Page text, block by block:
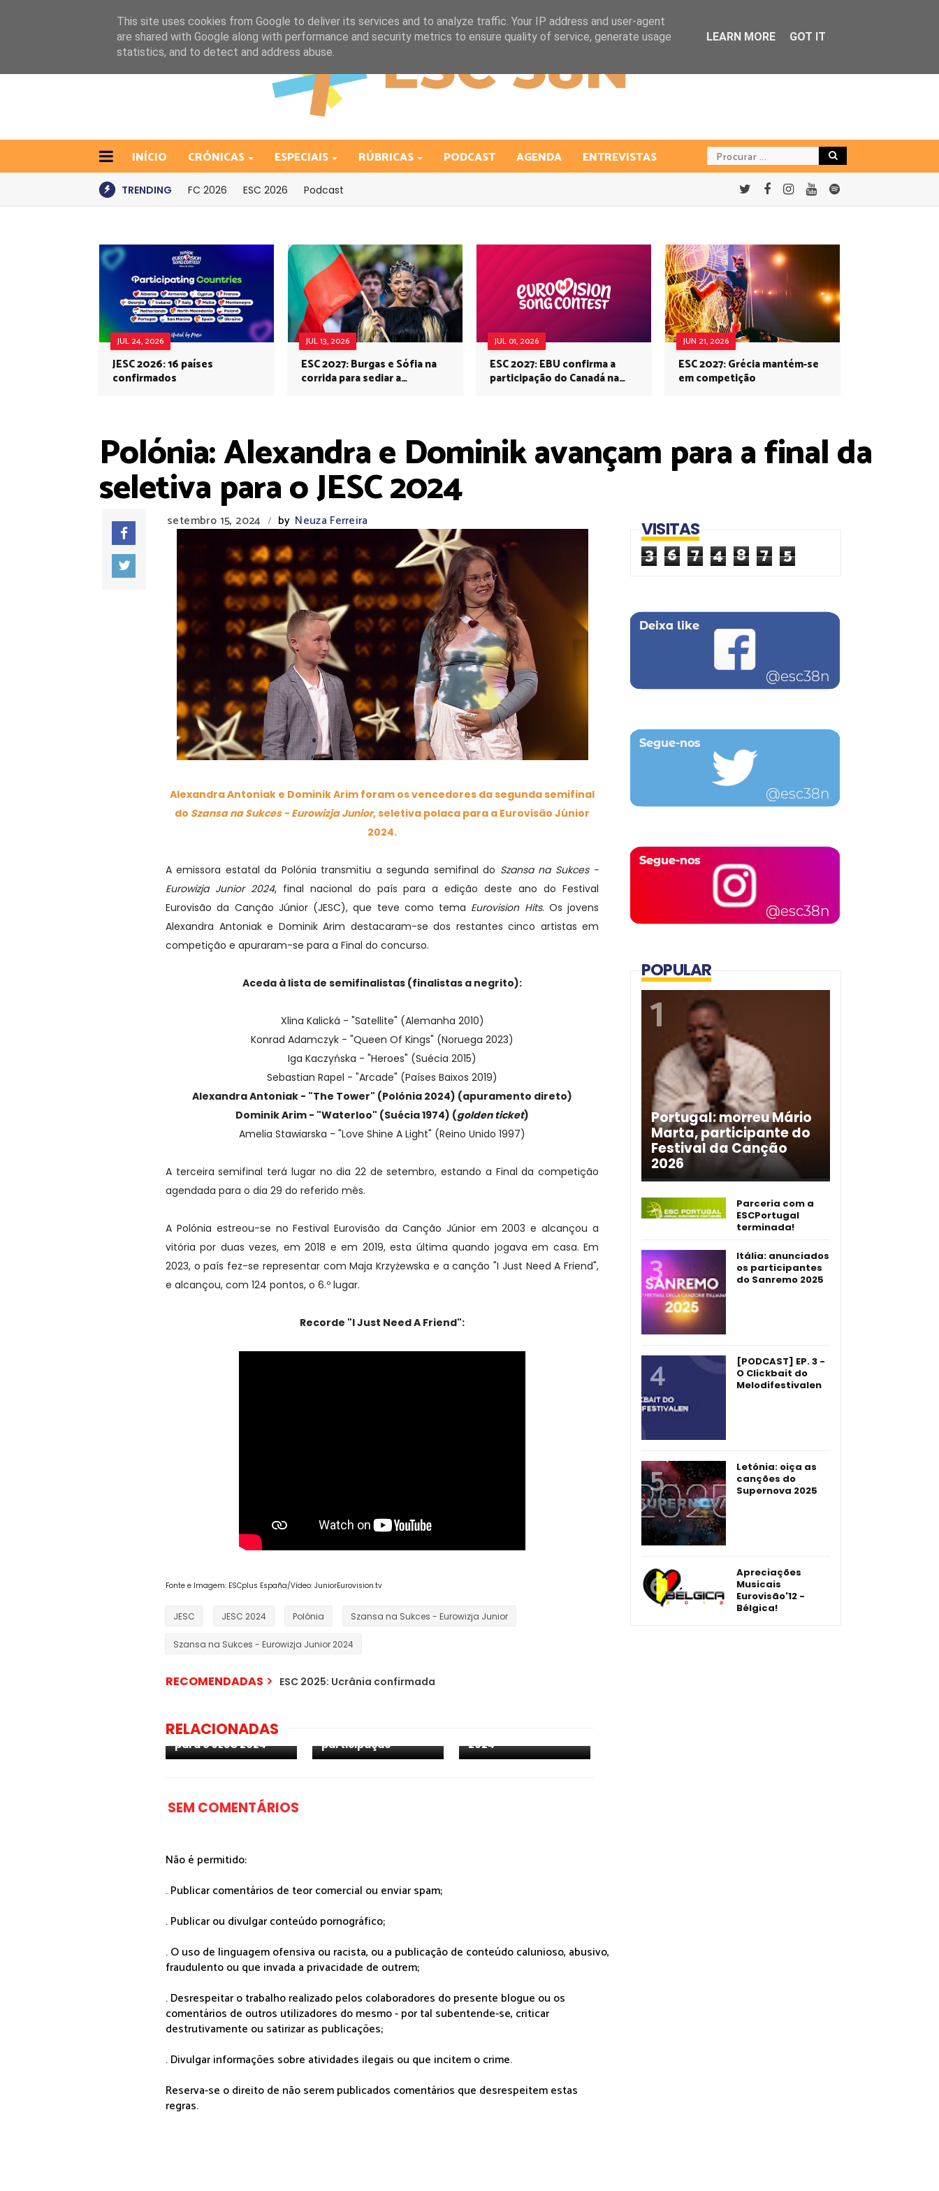
INÍCIO CRÓNICAS ESPECIAIS RÚBRICAS PODCAST AGENDA ENTREVISTAS
TRENDING FC 2026 ESC 2026 Podcast
JUL 24, 2026
JESC 2026: 16 países
confirmados
JUL 13, 2026
ESC 2027: Burgas e Sófia na
corrida para sediar a
JUL 01, 2026
ESC 2027: EBU confirma a
participação do Canadá na
JUN 21, 2026
ESC 2027: Grécia mantém-se
em competição
Polónia: Alexandra e Dominik avançam para a final da
seletiva para o JESC 2024
setembro 15, 2024 / by Neuza Ferreira
Alexandra Antoniak e Dominik Arim foram os vencedores da segunda semifinal
do Szansa na Sukces - Eurowizja Junior, seletiva polaca para a Eurovisão Júnior
2024.
A emissora estatal da Polónia transmitiu a segunda semifinal do Szansa na Sukces -
Eurowizja Junior 2024, final nacional do país para a edição deste ano do Festival
Eurovisão da Canção Júnior (JESC), que teve como tema Eurovision Hits. Os jovens
Alexandra Antoniak e Dominik Arim destacaram-se dos restantes cinco artistas em
competição e apuraram-se para a Final do concurso.
Aceda à lista de semifinalistas (finalistas a negrito):
Xlina Kalická - "Satellite" (Alemanha 2010)
Konrad Adamczyk - "Queen Of Kings" (Noruega 2023)
Iga Kaczyńska - "Heroes" (Suécia 2015)
Sebastian Rapel - "Arcade" (Países Baixos 2019)
Alexandra Antoniak - "The Tower" (Polónia 2024) (apuramento direto)
Dominik Arim - "Waterloo" (Suécia 1974) (golden ticket)
Amelia Stawiarska - "Love Shine A Light" (Reino Unido 1997)
A terceira semifinal terá lugar no dia 22 de setembro, estando a Final da competição
agendada para o dia 29 do referido mês.
A Polónia estreou-se no Festival Eurovisão da Canção Júnior em 2003 e alcançou a
vitória por duas vezes, em 2018 e em 2019, esta última quando jogava em casa. Em
2023, o país fez-se representar com Maja Krzyżewska e a canção "I Just Need A Friend",
e alcançou, com 124 pontos, o 6.º lugar.
Recorde "I Just Need A Friend":
Fonte e Imagem: ESCplus España/Vídeo: JuniorEurovision.tv
JESC JESC 2024 Polónia Szansa na Sukces - Eurowizja Junior
Szansa na Sukces - Eurowizja Junior 2024
RECOMENDADAS ESC 2025: Ucrânia confirmada
RELACIONADAS
finalista na corrida
para o JESC 2024
participação
2024
SEM COMENTÁRIOS
Não é permitido:
. Publicar comentários de teor comercial ou enviar spam;
. Publicar ou divulgar conteúdo pornográfico;
. O uso de linguagem ofensiva ou racista, ou a publicação de conteúdo calunioso, abusivo,
fraudulento ou que invada a privacidade de outrem;
. Desrespeitar o trabalho realizado pelos colaboradores do presente blogue ou os
comentários de outros utilizadores do mesmo - por tal subentende-se, criticar
destrutivamente ou satirizar as publicações;
. Divulgar informações sobre atividades ilegais ou que incitem o crime.
Reserva-se o direito de não serem publicados comentários que desrespeitem estas
regras.
VISITAS
3 6 7 4 8 7 5
POPULAR
Portugal: morreu Mário
Marta, participante do
Festival da Canção
2026
Parceria com a
ESCPortugal
terminada!
Itália: anunciados
os participantes
do Sanremo 2025
[PODCAST] EP. 3 -
O Clickbait do
Melodifestivalen
Letónia: oiça as
canções do
Supernova 2025
Apreciações
Musicais
Eurovisão'12 -
Bélgica!
This site uses cookies from Google to deliver its services and to analyze traffic. Your IP address and user-agent
are shared with Google along with performance and security metrics to ensure quality of service, generate usage
statistics, and to detect and address abuse.
LEARN MORE GOT IT